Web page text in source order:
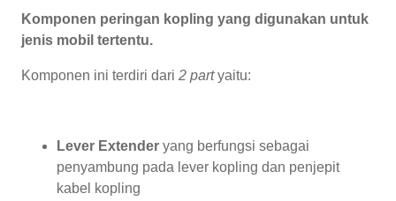
Komponen peringan kopling yang digunakan untuk
jenis mobil tertentu.
Komponen ini terdiri dari 2 partyaitu:
Lever Extender yang berfungsi sebagai
penyambung pada lever kopling dan penjepit
kabel kopling